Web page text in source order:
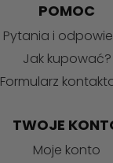
POMOC
Pytania i
Jak kupować?
Formularz
TWOJE
Moje konto